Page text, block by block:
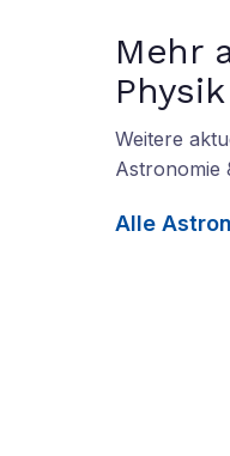
Mehr
Physik
Weitere
Astronomie
Alle